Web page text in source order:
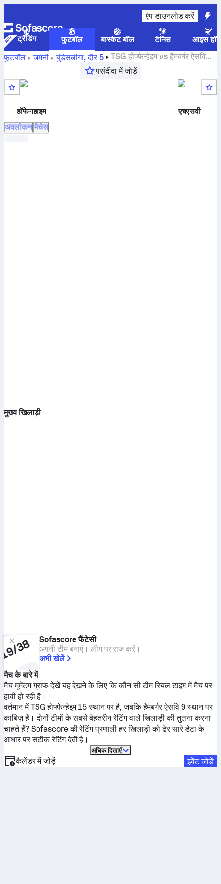
ऐप डाउनलोड करें
ट्रेंडिंग फुटबॉल बास्केट बॉल टेनिस
आइस
फुटबॉल
जर्मनी बुंडेसलीगा,दौर 5 TSG होफ्फेन्हेइमvs हैमबर्गर ऐसवि
लाइव स्कोर, H2H नतीजे, स्टैंडिंग और भविष्यवाणी
पसंदीदा में जोड़ें
हॉफेनहाइम
एचएसवी
अवलोकन मैचेस
मुख्य खिलाड़ी
Sofascore फैंटेसी
अपनी टीम बनाएं। लीग पर राज करें।
अभी खेलें
मैच के बारे में
मैच मूमेंटम ग्राफ देखें यह देखने के लिए कि कौन सी टीम रियल टाइम में मैच पर
हावी हो रही है।
वर्तमान मेंTSG होफ्फेन्हेइम15 स्थान पर है, जबकिहैमबर्गर ऐसवि9 स्थान पर
काबिज़ है। दोनों टीमों के सबसे बेहतरीन रेटिंग वाले खिलाड़ी की तुलना करना
चाहते हैं? Sofascore की रेटिंग प्रणाली हर खिलाड़ी को ढेर सारे डेटा के
आधार पर सटीक रेटिंग देती है।
अधिक दिखाएँ
कैलेंडर में जोड़ें इवेंट जोड़ें